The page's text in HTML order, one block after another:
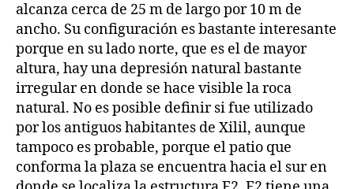
alcanza cerca de 25 m de largo por 10 m de
ancho. Su configuración es bastante interesante
porque en su lado norte, que es el de mayor
altura, hay una depresión natural bastante
irregular en donde se hace visible la roca
natural. No es posible definir si fue utilizado
por los antiguos habitantes de Xilil, aunque
tampoco es probable, porque el patio que
conforma la plaza se encuentra hacia el sur en